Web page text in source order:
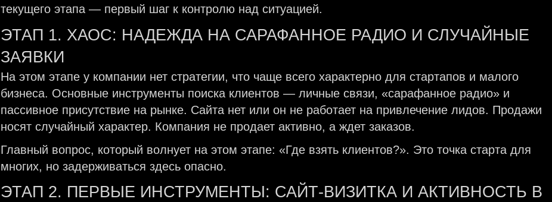
текущего этапа — первый шаг к контролю над ситуацией.
ЭТАП 1. ХАОС: НАДЕЖДА НА САРАФАННОЕ РАДИО И СЛУЧАЙНЫЕ
ЗАЯВКИ
На этом этапе у компании нет стратегии, что чаще всего характерно для стартапов и малого
бизнеса. Основные инструменты поиска клиентов — личные связи, «сарафанное радио» и
пассивное присутствие на рынке. Сайта нет или он не работает на привлечение лидов. Продажи
носят случайный характер. Компания не продает активно, а ждет заказов.
Главный вопрос, который волнует на этом этапе: «Где взять клиентов?». Это точка старта для
многих, но задерживаться здесь опасно.
ЭТАП 2. ПЕРВЫЕ ИНСТРУМЕНТЫ: САЙТ-ВИЗИТКА И АКТИВНОСТЬ В